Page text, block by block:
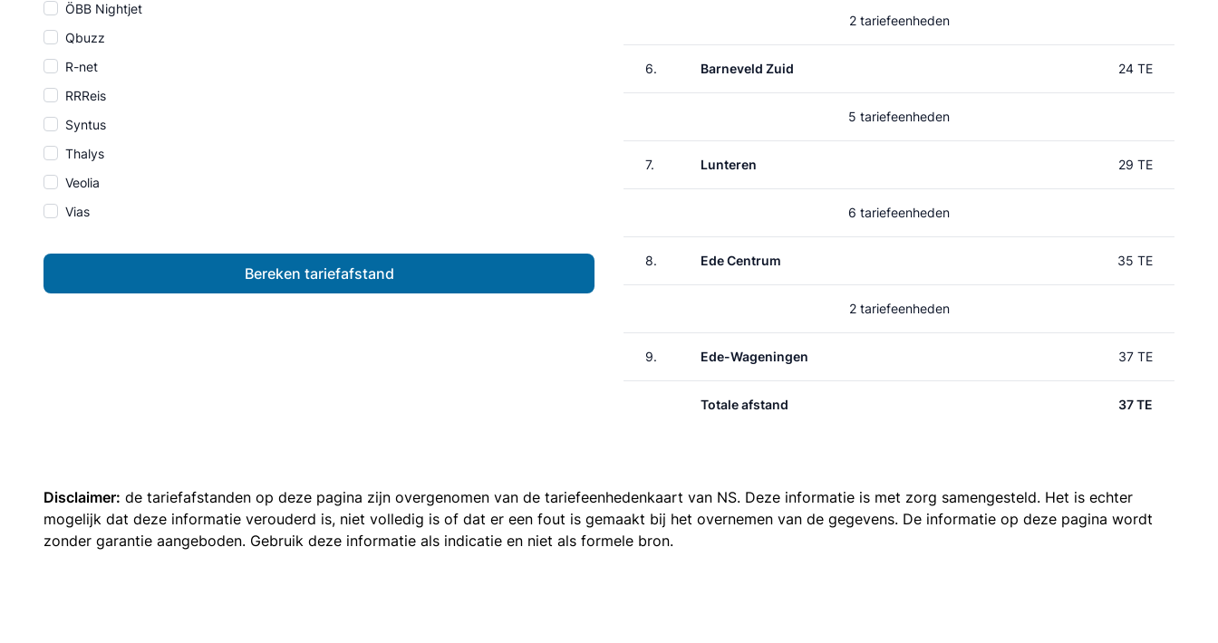
ÖBB Nightjet
Qbuzz
R-net
RRReis
Syntus
Thalys
Veolia
Vias
Bereken tariefafstand
2 tariefeenheden
6. Barneveld Zuid 24 TE
5 tariefeenheden
7. Lunteren 29 TE
6 tariefeenheden
8. Ede Centrum 35 TE
2 tariefeenheden
9. Ede-Wageningen 37 TE
Totale afstand 37 TE
Disclaimer: de tariefafstanden op deze pagina zijn overgenomen van de tariefeenhedenkaart van NS. Deze informatie is met zorg samengesteld. Het is echter
mogelijk dat deze informatie verouderd is, niet volledig is of dat er een fout is gemaakt bij het overnemen van de gegevens. De informatie op deze pagina wordt
zonder garantie aangeboden. Gebruik deze informatie als indicatie en niet als formele bron.